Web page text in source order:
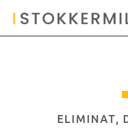
ELIMINAT,